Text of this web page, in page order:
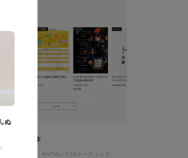
サイト制作
#HTML/CSSコーディング
ぬ